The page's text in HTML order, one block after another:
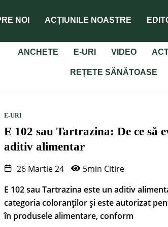
NOI ACȚIUNILE NOASTRE
ANCHETE E-URI VIDEO
REȚETE SĂNĂTOASE
E-URI
E 102 sau Tartrazina: De ce să
aditiv alimentar
26 Martie 24
5min Citire
E 102 sau Tartrazina este un aditiv
categoria coloranților și este autorizat
în produsele alimentare, conform